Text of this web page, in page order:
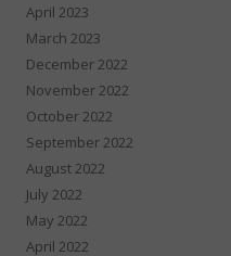
April 2023
March 2023
December 2022
November 2022
October 2022
September 2022
August 2022
July 2022
May 2022
April 2022